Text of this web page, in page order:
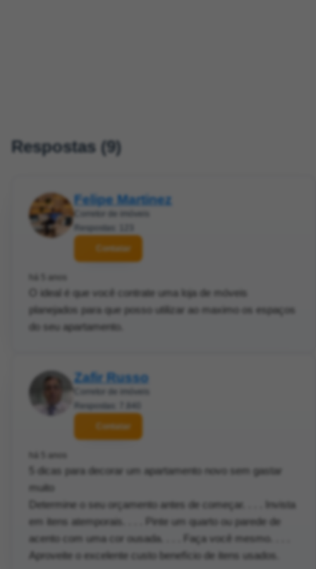
Respostas (9)
Felipe Martinez
Corretor de imóveis
Respostas: 123
Contatar
há 5 anos
O ideal é que você contrate uma loja de móveis
planejados para que posso utilizar ao maximo os espaços
do seu apartamento.
Zafir Russo
Corretor de imóveis
Respostas: 7.840
Contatar
há 5 anos
5 dicas para decorar um apartamento novo sem gastar
muito
Determine o seu orçamento antes de começar. . . . Invista
em itens atemporais. . . . Pinte um quarto ou parede de
acento com uma cor ousada. . . . Faça você mesmo. . . .
Aproveite o excelente custo benefício de itens usados.